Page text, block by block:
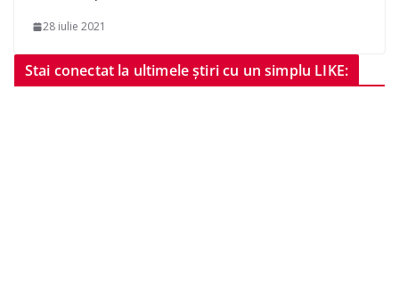
28 iulie 2021
Stai conectat la ultimele știri cu un simplu LIKE: